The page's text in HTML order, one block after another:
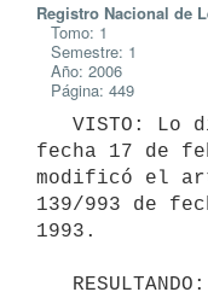
Registro Nacional de
Tomo: 1
Semestre: 1
Año: 2006
Página: 449
fecha 17 de
modificó el
139/993 de
1993.